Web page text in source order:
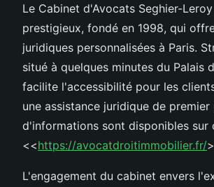
Le Cabinet d'Avocats Seghier-
prestigieux, fondé en 1998, qui
juridiques personnalisées à Paris.
situé à quelques minutes du Palais
facilite l'accessibilité pour les
une assistance juridique de premier
d'informations sont disponibles sur
<<https://avocatdroitimmobilier.fr/
L'engagement du cabinet envers